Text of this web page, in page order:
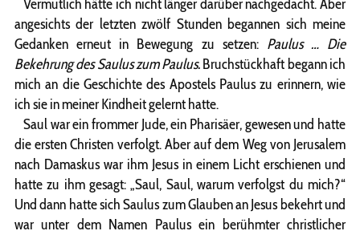
Vermutlich hätte ich nicht länger darüber nachgedacht. Aber
angesichts der letzten zwölf Stunden begannen sich meine
Gedanken erneut in Bewegung zu setzen: Paulus … Die
Bekehrung des Saulus zum Paulus.Bruchstückhaft begann ich
mich an die Geschichte des Apostels Paulus zu erinnern, wie
ich sie in meiner Kindheit gelernt hatte.
Saul war ein frommer Jude, ein Pharisäer, gewesen und hatte
die ersten Christen verfolgt. Aber auf dem Weg von Jerusalem
nach Damaskus war ihm Jesus in einem Licht erschienen und
hatte zu ihm gesagt: „Saul, Saul, warum verfolgst du mich?“
Und dann hatte sich Saulus zum Glauben an Jesus bekehrt und
war unter dem Namen Paulus ein berühmter christlicher